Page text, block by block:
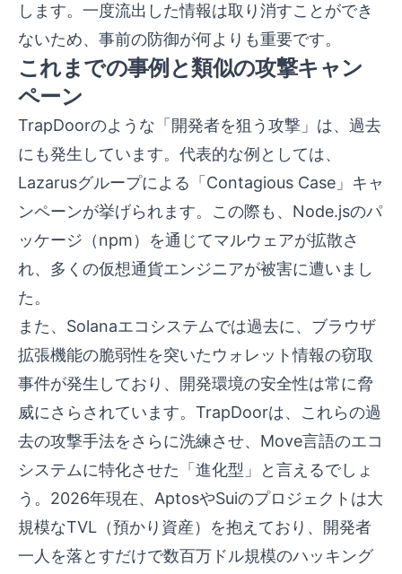
します。一度流出した情報は取り消すことができ
ないため、事前の防御が何よりも重要です。
これまでの事例と類似の攻撃キャン
ペーン
TrapDoorのような「開発者を狙う攻撃」は、過去
にも発生しています。代表的な例としては、
Lazarusグループによる「Contagious Case」キャ
ンペーンが挙げられます。この際も、Node.jsのパ
ッケージ（npm）を通じてマルウェアが拡散さ
れ、多くの仮想通貨エンジニアが被害に遭いまし
た。
また、Solanaエコシステムでは過去に、ブラウザ
拡張機能の脆弱性を突いたウォレット情報の窃取
事件が発生しており、開発環境の安全性は常に脅
威にさらされています。TrapDoorは、これらの過
去の攻撃手法をさらに洗練させ、Move言語のエコ
システムに特化させた「進化型」と言えるでしょ
う。2026年現在、AptosやSuiのプロジェクトは大
規模なTVL（預かり資産）を抱えており、開発者
一人を落とすだけで数百万ドル規模のハッキング